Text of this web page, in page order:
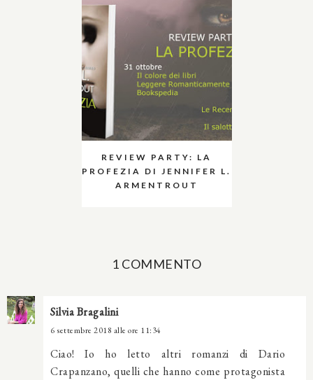
REVIEW PARTY: LA
PROFEZIA DI JENNIFER L.
ARMENTROUT
1 COMMENTO
Silvia Bragalini
6 settembre 2018 alle ore 11:34
Ciao! Io ho letto altri romanzi di Dario
Crapanzano, quelli che hanno come protagonista